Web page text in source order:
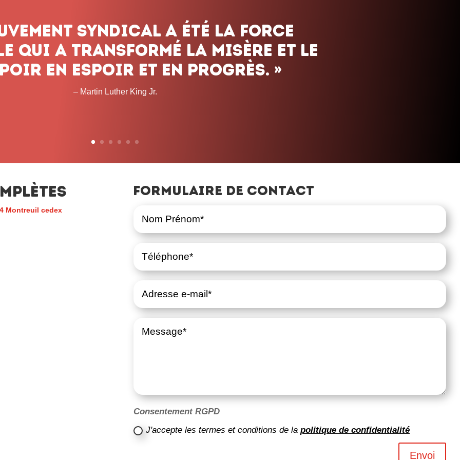
Montreuil cedex
Formulaire de contact
Consentement RGPD
J'accepte les termes et conditions de la politique de confidentialité
Envoi